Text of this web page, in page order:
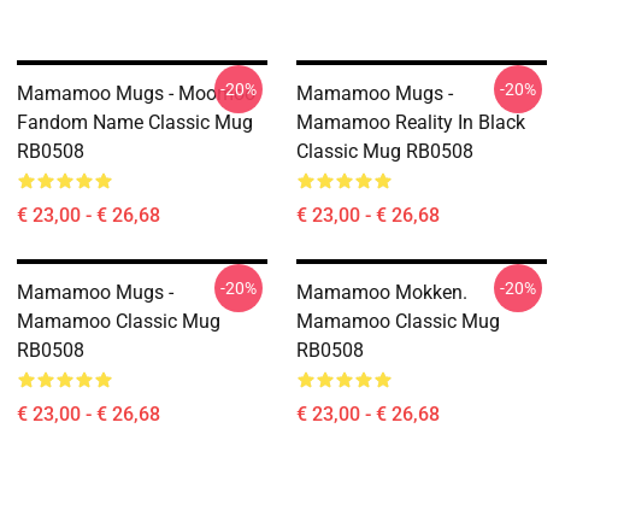
Mamamoo Mugs - Moomoo
Fandom Name Classic Mug
RB0508
€ 23,00 - € 26,68
-20%
Mamamoo Mugs -
Mamamoo Reality In Black
Classic Mug RB0508
€ 23,00 - € 26,68
-20%
Mamamoo Mugs -
Mamamoo Classic Mug
RB0508
€ 23,00 - € 26,68
-20%
Mamamoo Mokken.
Mamamoo Classic Mug
RB0508
€ 23,00 - € 26,68
-20%